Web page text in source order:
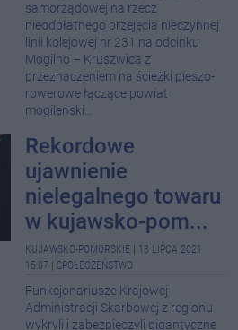
samorządowej na rzecz
nieodpłatnego przejęcia nieczynnej
linii kolejowej nr 231 na odcinku
Mogilno – Kruszwica z
przeznaczeniem na ścieżki pieszo-
rowerowe łączące powiat
mogileński...
Rekordowe
ujawnienie
nielegalnego towaru
w kujawsko-pom...
KUJAWSKO-POMORSKIE
13 LIPCA 2021
15:07
SPOŁECZEŃSTWO
Funkcjonariusze Krajowej
Administracji Skarbowej z regionu
wykryli i zabezpieczyli gigantyczne